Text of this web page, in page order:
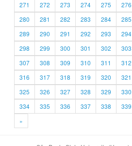
271
272 273 274 275 276
280
281 282 283 284 285
289
290 291 292 293 294
298
299 300 301 302 303
307
308 309 310 311 312
316
317 318 319 320 321
325
326 327 328 329 330
334
335 336 337 338 339
»